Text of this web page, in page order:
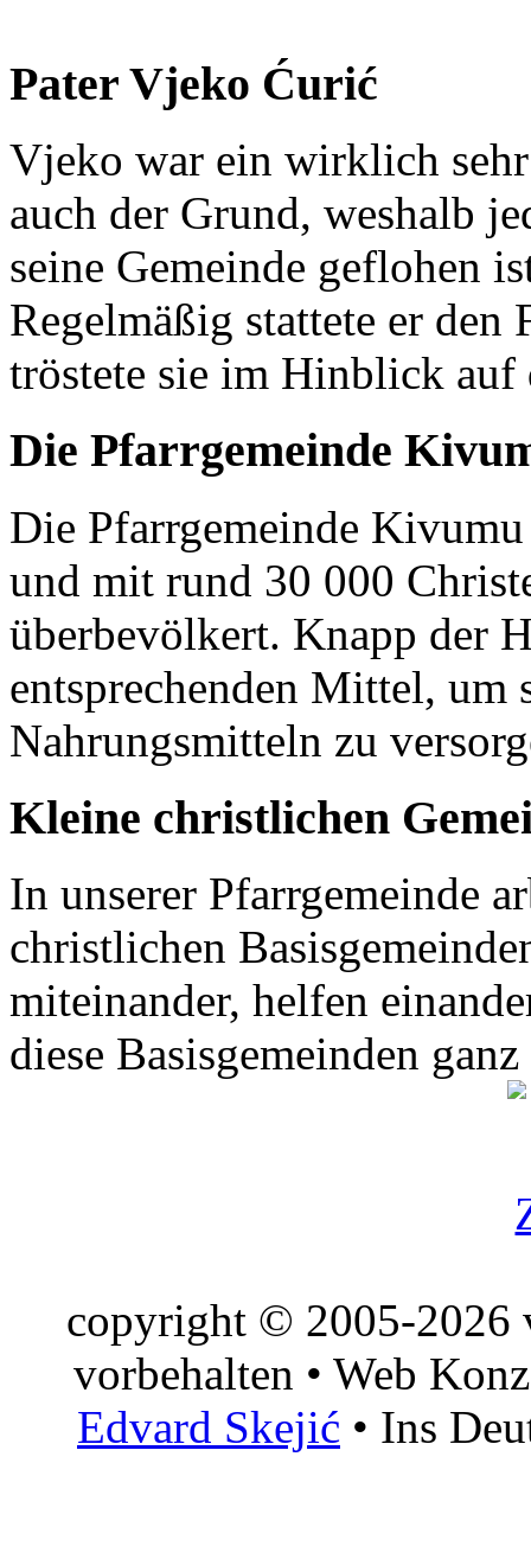
Pater Vjeko Ćurić
Vjeko war ein wirklich
auch der Grund, weshalb
seine Gemeinde geflohen
Regelmäßig stattete er
tröstete sie im Hinblick
Die Pfarrgemeinde
Die Pfarrgemeinde
und mit rund 30 000
überbevölkert. Knapp der
entsprechenden Mittel, um
Nahrungsmitteln zu
Kleine christlichen
In unserer Pfarrgemeinde
christlichen
miteinander, helfen
diese Basisgemeinden
copyright © 2005-2026
vorbehalten • Web
Edvard Skejić • Ins